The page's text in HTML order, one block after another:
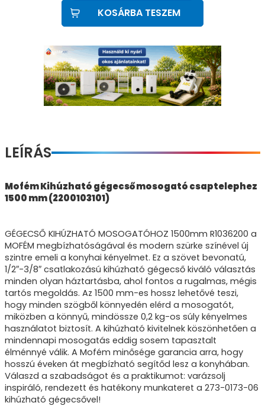
KOSÁRBA TESZEM
LEÍRÁS
Mofém Kihúzható gégecső mosogató csaptelephez
1500 mm (2200103101)
GÉGECSŐ KIHÚZHATÓ MOSOGATÓHOZ 1500mm R1036200 a
MOFÉM megbízhatóságával és modern szürke színével új
szintre emeli a konyhai kényelmet. Ez a szövet bevonatú,
1/2″-3/8″ csatlakozású kihúzható gégecső kiváló választás
minden olyan háztartásba, ahol fontos a rugalmas, mégis
tartós megoldás. Az 1500 mm-es hossz lehetővé teszi,
hogy minden szögből könnyedén elérd a mosogatót,
miközben a könnyű, mindössze 0,2 kg-os súly kényelmes
használatot biztosít. A kihúzható kivitelnek köszönhetően a
mindennapi mosogatás eddig sosem tapasztalt
élménnyé válik. A Mofém minősége garancia arra, hogy
hosszú éveken át megbízható segítőd lesz a konyhában.
Válaszd a szabadságot és a praktikumot: varázsolj
inspiráló, rendezett és hatékony munkateret a 273-0173-06
kihúzható gégecsővel!